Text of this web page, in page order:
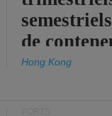
de
Hong Kong